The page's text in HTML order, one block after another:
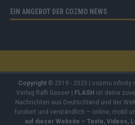
EIN ANGEBOT DER COZMO NEWS
Copyright© 2019 - 2025 | cozmo infinity
Verlag Raffi Gasser |
FLASH ist deine
Nachrichten aus Deutschland und der
fundiert und verständlich – online, mobil
auf dieser Website – Texte, Videos,